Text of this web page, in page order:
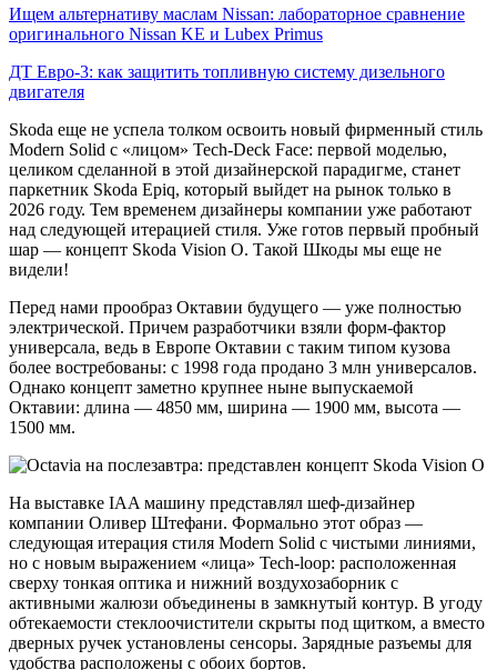
Ищем альтернативу маслам Nissan: лабораторное сравнение
оригинального Nissan KE и Lubex Primus
ДТ Евро-3: как защитить топливную систему дизельного
двигателя
Skoda еще не успела толком освоить новый фирменный стиль
Modern Solid с «лицом» Tech-Deck Face: первой моделью,
целиком сделанной в этой дизайнерской парадигме, станет
паркетник Skoda Epiq, который выйдет на рынок только в
2026 году. Тем временем дизайнеры компании уже работают
над следующей итерацией стиля. Уже готов первый пробный
шар — концепт Skoda Vision O. Такой Шкоды мы еще не
видели!
Перед нами прообраз Октавии будущего — уже полностью
электрической. Причем разработчики взяли форм-фактор
универсала, ведь в Европе Октавии с таким типом кузова
более востребованы: с 1998 года продано 3 млн универсалов.
Однако концепт заметно крупнее ныне выпускаемой
Октавии: длина — 4850 мм, ширина — 1900 мм, высота —
1500 мм.
На выставке IAA машину представлял шеф-дизайнер
компании Оливер Штефани. Формально этот образ —
следующая итерация стиля Modern Solid с чистыми линиями,
но с новым выражением «лица» Tech-loop: расположенная
сверху тонкая оптика и нижний воздухозаборник с
активными жалюзи объединены в замкнутый контур. В угоду
обтекаемости стеклоочистители скрыты под щитком, а вместо
дверных ручек установлены сенсоры. Зарядные разъемы для
удобства расположены с обоих бортов.